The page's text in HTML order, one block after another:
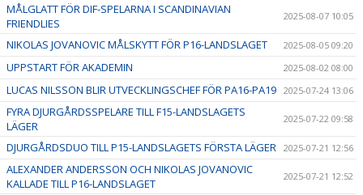
MÅLGLATT FÖR DIF-SPELARNA I SCANDINAVIAN
FRIENDLIES
2025-08-07 10:05
NIKOLAS JOVANOVIC MÅLSKYTT FÖR P16-LANDSLAGET 2025-08-05 09:20
UPPSTART FÖR AKADEMIN 2025-08-02 08:00
LUCAS NILSSON BLIR UTVECKLINGSCHEF FÖR PA16-PA19 2025-07-24 13:06
FYRA DJURGÅRDSSPELARE TILL F15-LANDSLAGETS
LÄGER
2025-07-22 09:58
DJURGÅRDSDUO TILL P15-LANDSLAGETS FÖRSTA LÄGER 2025-07-21 12:56
ALEXANDER ANDERSSON OCH NIKOLAS JOVANOVIC
KALLADE TILL P16-LANDSLAGET
2025-07-21 12:52